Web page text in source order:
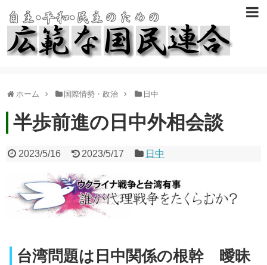
ホーム 国際情勢・政治 日中
半歩前進の日中外相会談
2023/5/16 2023/5/17 日中
台湾問題は日中関係の根幹 曖昧